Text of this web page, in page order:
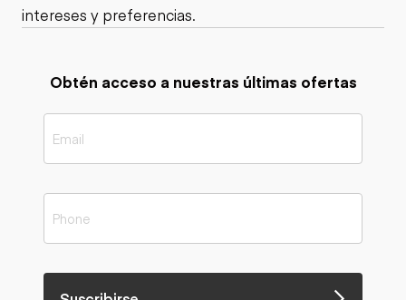
intereses y preferencias.
Obtén acceso a nuestras últimas ofertas